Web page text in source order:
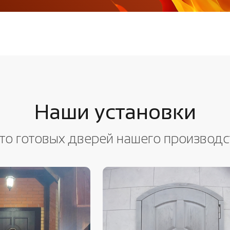
Наши установки
готовых дверей нашего